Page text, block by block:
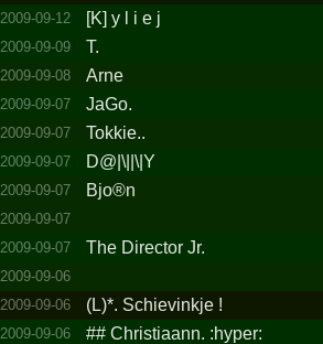
2009-09-12 [K] y l i e j
2009-09-09 T.
2009-09-08 Arne
2009-09-07 JaGo.
2009-09-07 Tokkie..
2009-09-07 D@|\||\|Y
2009-09-07 Bjo®n
2009-09-07
2009-09-07 The Director Jr.­
2009-09-06
2009-09-06 (L)*.­ Schievinkje !­
2009-09-06 ##­ Christ­iaann.­ :hyper: